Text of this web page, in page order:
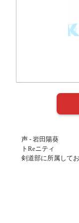
声 - 岩田陽葵
トReニティ
剣道部に所属して